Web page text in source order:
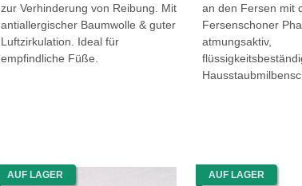
zur Verhinderung von Reibung. Mit
antiallergischer Baumwolle & guter
Luftzirkulation. Ideal für
empfindliche Füße.
an den Fersen mit
Fersenschoner
atmungsaktiv,
AUF LAGER AUF LAGER